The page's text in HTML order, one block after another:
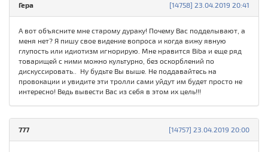
[14758] 23.04.2019 20:41
Гера
А вот объясните мне старому дураку! Почему Вас подделывают, а
меня нет? Я пишу свое видение вопроса и когда вижу явную
глупость или идиотизм игнорирую. Мне нравится Biba и еще ряд
товарищей с ними можно культурно, без оскорблений по
дискуссировать.. Ну будьте Вы выше. Не поддавайтесь на
провокации и увидите эти тролли сами уйдут им будет просто не
интересно! Ведь вывести Вас из себя в этом их цель!!!
[14757] 23.04.2019 20:00
777